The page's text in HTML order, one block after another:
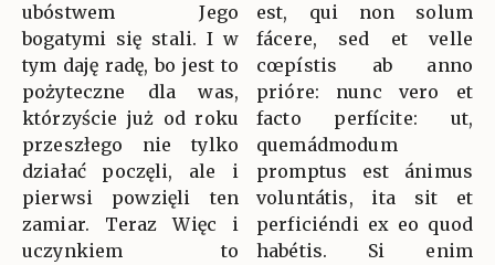
ubóstwem Jego
bogatymi się stali. I w
tym daję radę, bo jest to
pożyteczne dla was,
którzyście już od roku
przeszłego nie tylko
działać poczęli, ale i
pierwsi powzięli ten
zamiar. Teraz Więc i
uczynkiem to
est, qui non solum
fácere, sed et velle
cœpístis ab anno
prióre: nunc vero et
facto perfícite: ut,
quemádmodum
promptus est ánimus
voluntátis, ita sit et
perficiéndi ex eo quod
habétis. Si enim